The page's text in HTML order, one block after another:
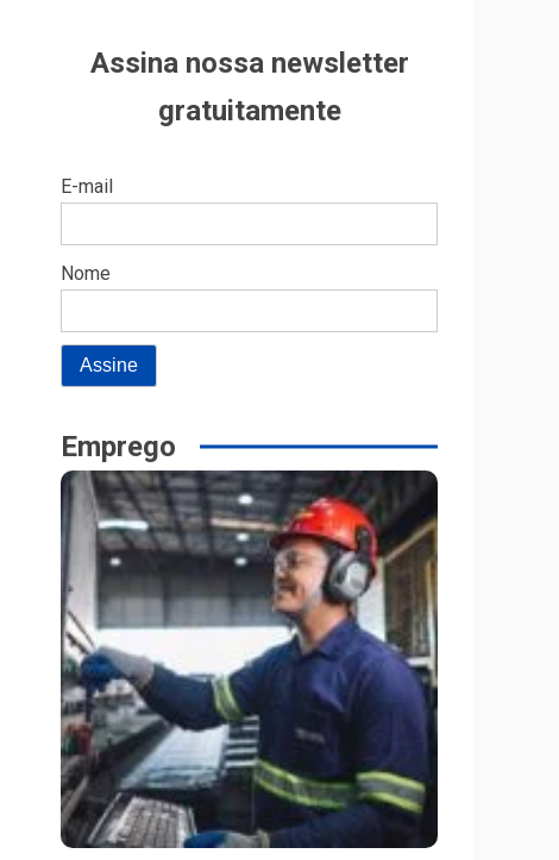
Assina nossa newsletter
gratuitamente
E-mail
Nome
Emprego